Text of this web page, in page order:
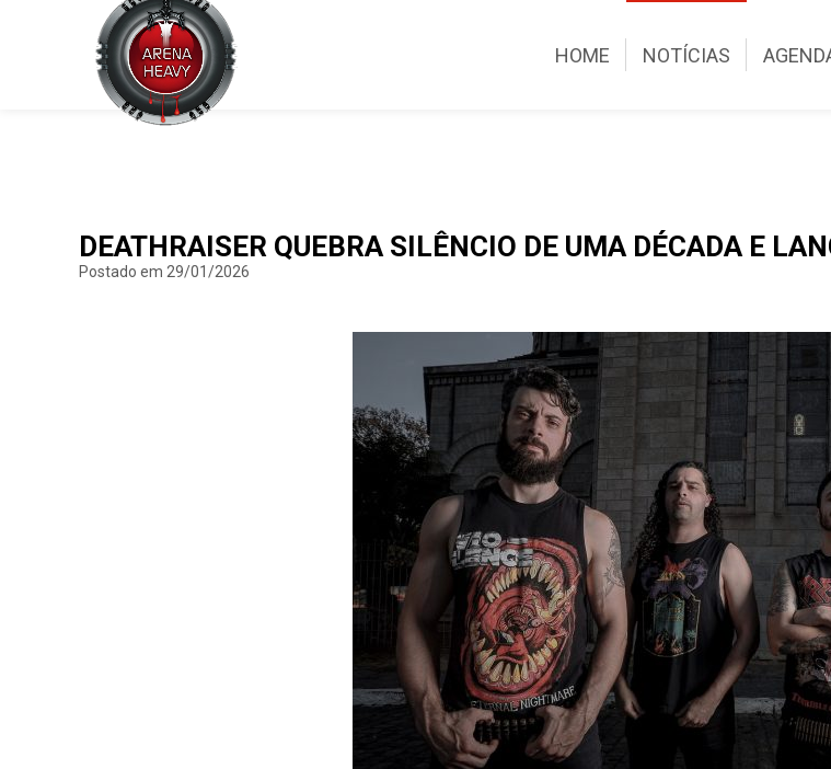
HOME NOTÍCIAS
DEATHRAISER QUEBRA SILÊNCIO DE UMA DÉCADA E
Postado em 29/01/2026